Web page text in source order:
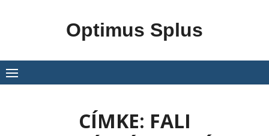
Optimus Splus
CÍMKE: FALI